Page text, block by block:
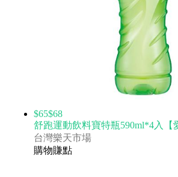
$65$68
舒跑運動飲料寶特瓶590ml*4入【
台灣樂天市場
購物賺點